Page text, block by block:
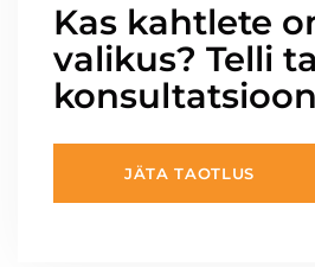
Kas kahtlete
valikus? Telli
JÄTA TAOTLUS